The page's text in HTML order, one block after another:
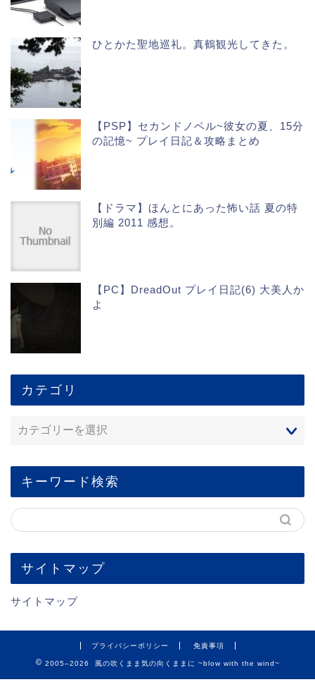
ひとかた聖地巡礼。真鶴観光してきた。
【PSP】セカンドノベル~彼女の夏、15分
の記憶~ プレイ日記＆攻略まとめ
【ドラマ】ほんとにあった怖い話 夏の特
別編 2011 感想。
【PC】DreadOut プレイ日記(6) 大美人か
よ
カテゴリ
キーワード検索
サイトマップ
サイトマップ
プライバシーポリシー 免責事項
2005–2026 風の吹くまま気の向くままに ~blow with the wind~